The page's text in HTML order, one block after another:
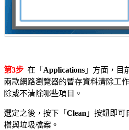
第3步 在「 Applications 」方面，目
兩款網路瀏覽器的暫存資料清除工
除或不清除哪些項目。
選定之後，按下「 Clean 」按鈕即
檔與垃圾檔案。